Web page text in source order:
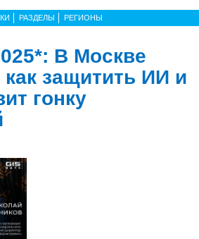
РАЗДЕЛЫ РЕГИОНЫ
В Москве
как защитить ИИ и
гонку